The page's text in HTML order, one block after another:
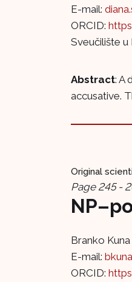
E-mail:
ORCID:
Sveučilište u
Abstract: A
accusative.
Original
Page 245 -
Branko Kuna
E-mail:
ORCID: